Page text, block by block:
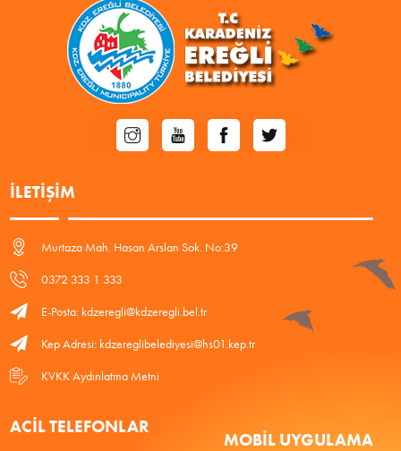
İLETIŞIM
Murtaza Mah. Hasan Arslan Sok. No:39
0372 333 1 333
E-Posta: kdzeregli@kdzeregli.bel.tr
Kep Adresi: kdzereglibelediyesi@hs01.kep.tr
KVKK Aydınlatma Metni
ACIL TELEFONLAR
MOBIL UYGULAMA